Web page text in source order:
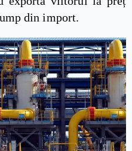
din import.